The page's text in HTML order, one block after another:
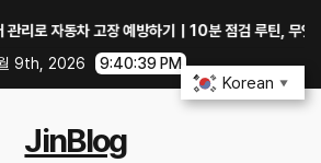
자동차 고장 예방하기｜10분 점검 루틴, 무엇부터
9th, 2026
9:40:39 PM
JinBlog
Korean ▼